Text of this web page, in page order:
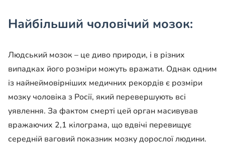
Найбільший чоловічий мозок:
Людський мозок – це диво природи, і в різних
випадках його розміри можуть вражати. Однак одним
із найнеймовірніших медичних рекордів є розміри
мозку чоловіка з Росії, який перевершують всі
уявлення. За фактом смерті цей орган масивував
вражаючих 2,1 кілограма, що вдвічі перевищує
середній ваговий показник мозку дорослої людини.